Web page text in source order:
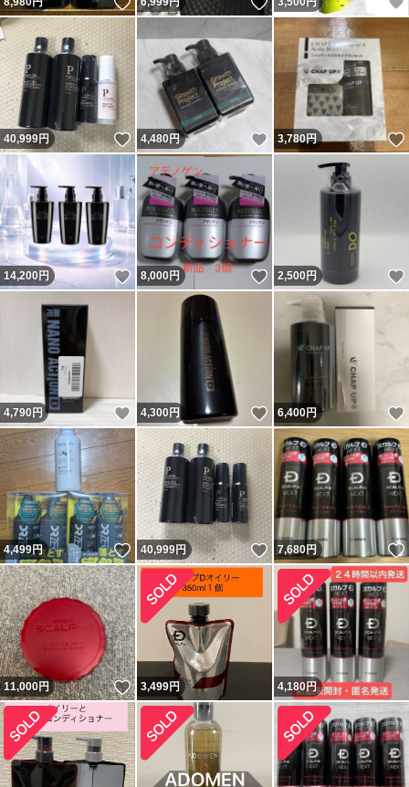
40,999円 いいね！
4,480円 いいね！
3,780円
14,200円 いいね！
8,000円 いいね！
2,500円
4,790円 いいね！
4,300円 いいね！
6,400円
4,499円 いいね！
40,999円 いいね！
7,680円
11,000円 いいね！
3,499円 4,180円